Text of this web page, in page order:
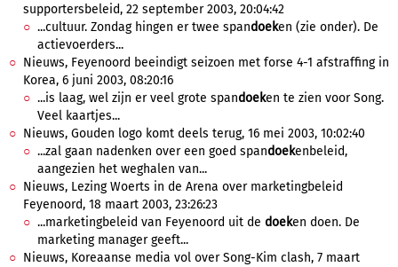
supportersbeleid, 22 september 2003, 20:04:42
...cultuur. Zondag hingen er twee spandoeken (zie onder). De
actievoerders...
Nieuws, Feyenoord beeindigt seizoen met forse 4-1 afstraffing in
Korea, 6 juni 2003, 08:20:16
...is laag, wel zijn er veel grote spandoeken te zien voor Song.
Veel kaartjes...
Nieuws, Gouden logo komt deels terug, 16 mei 2003, 10:02:40
...zal gaan nadenken over een goed spandoekenbeleid,
aangezien het weghalen van...
Nieuws, Lezing Woerts in de Arena over marketingbeleid
Feyenoord, 18 maart 2003, 23:26:23
...marketingbeleid van Feyenoord uit de doeken doen. De
marketing manager geeft...
Nieuws, Koreaanse media vol over Song-Kim clash, 7 maart